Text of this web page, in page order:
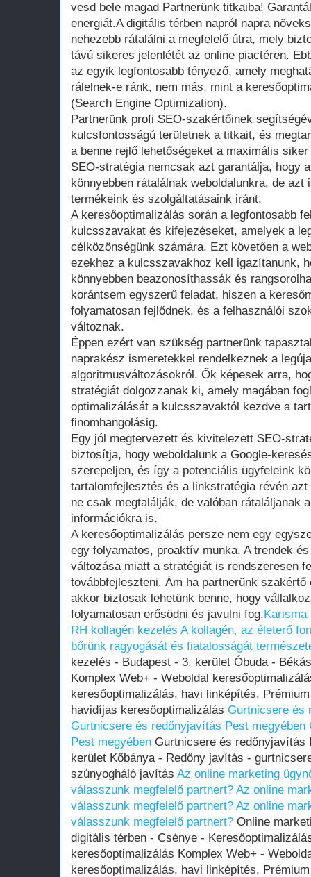
vesd bele magad Partnerünk titkaiba!
energiát.A digitális térben napról napra
nehezebb rátalálni a megfelelő útra, mely
távú sikeres jelenlétét az online piactéren.
az egyik legfontosabb tényező, amely
rálelnek-e ránk, nem más, mint a
(Search Engine Optimization).
Partnerünk profi SEO-szakértőinek
kulcsfontosságú területnek a titkait, és
a benne rejlő lehetőségeket a maximális
SEO-stratégia nemcsak azt garantálja, hogy
könnyebben rátalálnak weboldalunkra, de azt
termékeink és szolgáltatásaink iránt.
A keresőoptimalizálás során a legfontosabb
kulcsszavakat és kifejezéseket, amelyek a
célközönségünk számára. Ezt követően a
ezekhez a kulcsszavakhoz kell igazítanunk,
könnyebben beazonosíthassák és
korántsem egyszerű feladat, hiszen a
folyamatosan fejlődnek, és a felhasználói
változnak.
Éppen ezért van szükség partnerünk
naprakész ismeretekkel rendelkeznek a
algoritmusváltozásokról. Ők képesek arra,
stratégiát dolgozzanak ki, amely magában
optimalizálását a kulcsszavaktól kezdve a
finomhangolásig.
Egy jól megtervezett és kivitelezett SEO-
biztosítja, hogy weboldalunk a Google-
szerepeljen, és így a potenciális ügyfeleink
tartalomfejlesztés és a linkstratégia révén
ne csak megtalálják, de valóban rátaláljanak
információkra is.
A keresőoptimalizálás persze nem egy
egy folyamatos, proaktív munka. A trendek
változása miatt a stratégiát is rendszeresen
továbbfejleszteni. Ám ha partnerünk
akkor biztosak lehetünk benne, hogy
folyamatosan erősödni és javulni fog.Karisma
RH kollagén kezelés A kollagén, az életerő
bőrünk ragyogását és fiatalosságát
kezelés - Budapest - 3. kerület Óbuda -
Komplex Web+ - Weboldal
keresőoptimalizálás, havi linképítés,
havidíjas keresőoptimalizálás Gurtnicsere és
Gurtnicsere és redőnyjavítás Pest megyében
Pest megyében Gurtnicsere és redőnyjavítás
kerület Kőbánya - Redőny javítás -
szúnyogháló javítás Az online marketing
válasszunk megfelelő partnert? Az online
válasszunk megfelelő partnert? Az online
válasszunk megfelelő partnert? Online
digitális térben - Csénye -
keresőoptimalizálás Komplex Web+ -
keresőoptimalizálás, havi linképítés,